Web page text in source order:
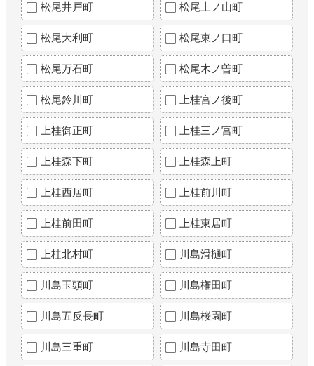
松尾井戸町 松尾上ノ山町
松尾大利町 松尾東ノ口町
松尾万石町 松尾木ノ曽町
松尾鈴川町 上桂宮ノ後町
上桂御正町 上桂三ノ宮町
上桂森下町 上桂森上町
上桂西居町 上桂前川町
上桂前田町 上桂東居町
上桂北村町 川島滑樋町
川島玉頭町 川島権田町
川島五反長町 川島桜園町
川島三重町 川島寺田町